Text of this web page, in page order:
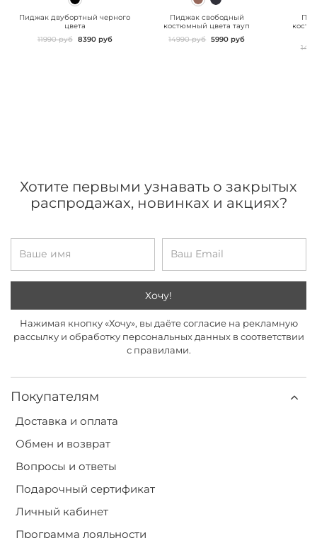
Пиджак двубортный черного
цвета
11990 руб 8390 руб
Пиджак свободный
костюмный цвета тауп
14990 руб 5990 руб
Покупателям
Доставка и оплата
Обмен и возврат
Вопросы и ответы
Подарочный сертификат
Личный кабинет
Программа лояльности
Хотите первыми узнавать о закрытых
распродажах, новинках и акциях?
Хочу!
Нажимая кнопку «Хочу», вы даёте согласие на рекламную
рассылку и обработку персональных данных в соответствии
с правилами.